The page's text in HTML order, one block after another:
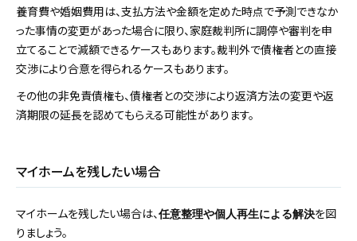
養育費や婚姻費用は、支払方法や金額を定めた時点で予測できなか
った事情の変更があった場合に限り、家庭裁判所に調停や審判を申
立てることで減額できるケースもあります。裁判外で債権者との直接
交渉により合意を得られるケースもあります。
その他の非免責債権も、債権者との交渉により返済方法の変更や返
済期限の延長を認めてもらえる可能性があります。
マイホームを残したい場合
マイホームを残したい場合は、 任意整理や個人再生による解決を図
りましょう。